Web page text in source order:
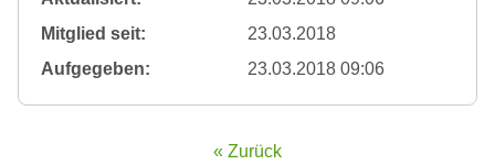
Mitglied seit:
23.03.2018
Aufgegeben:
23.03.2018 09:06
« Zurück